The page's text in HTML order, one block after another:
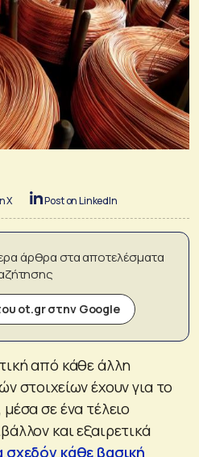
X Post on LinkedIn
άρθρα στα αποτελέσματα
ot.gr στην Google
από κάθε άλλη
στοιχείων έχουν για το
μέσα σε ένα τέλειο
και εξαιρετικά
σχεδόν κάθε βασική